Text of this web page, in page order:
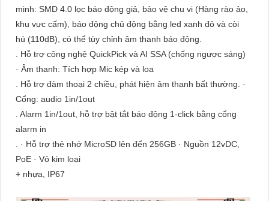
minh: SMD 4.0 lọc báo động giả, bảo vệ chu vi (Hàng rào ảo,
khu vực cấm), báo động chủ động bằng led xanh đỏ và còi
hú (110dB), có thể tùy chỉnh âm thanh báo động.
. Hỗ trợ công nghệ QuickPick và AI SSA (chống ngược sáng)
· Âm thanh: Tích hợp Mic kép và loa
. Hỗ trợ đàm thoại 2 chiều, phát hiện âm thanh bất thường. ·
Cổng: audio 1in/1out
. Alarm 1in/1out, hỗ trợ bật tắt báo động 1-click bằng cổng
alarm in
. · Hỗ trợ thẻ nhớ MicroSD lên đến 256GB · Nguồn 12vDC,
PoE · Vỏ kim loại
+ nhựa, IP67